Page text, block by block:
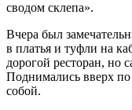
сводом склепа».
Вчера был
в платья и туфли на
дорогой ресторан, но
Поднимались вверх по
собой.